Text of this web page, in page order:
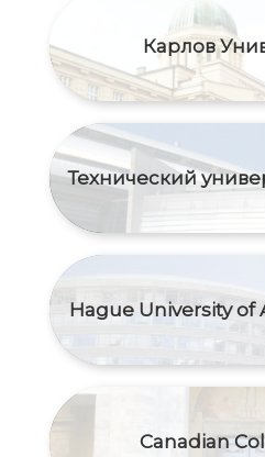
Карлов
Технический
Hague University of
Canadian